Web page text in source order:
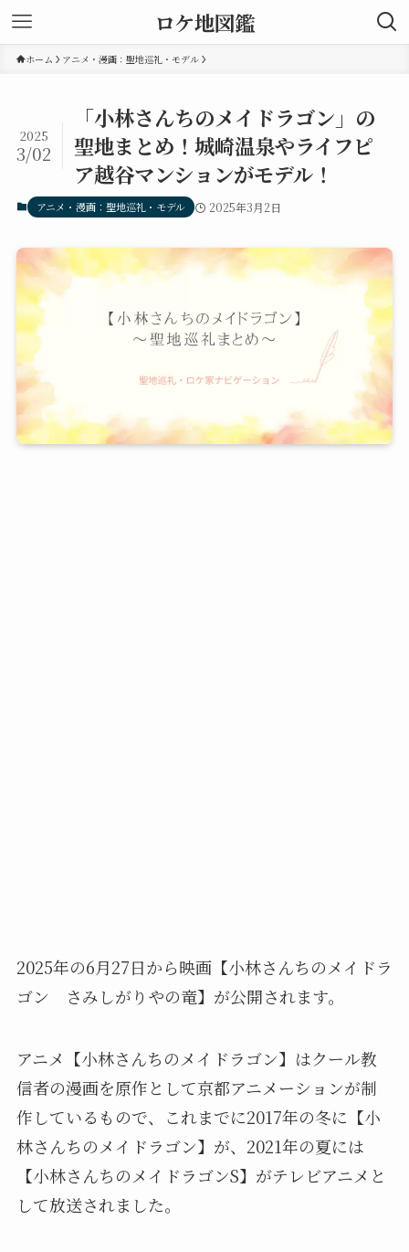
ロケ地図鑑
ホーム アニメ・漫画：聖地巡礼・モデル
「小林さんちのメイドラゴン」の
聖地まとめ！城崎温泉やライフピ
ア越谷マンションがモデル！
2025
3/02
アニメ・漫画：聖地巡礼・モデル 2025年3月2日
2025年の6月27日から映画【小林さんちのメイドラ
ゴン さみしがりやの竜】が公開されます。
アニメ【小林さんちのメイドラゴン】はクール教
信者の漫画を原作として京都アニメーションが制
作しているもので、これまでに2017年の冬に【小
林さんちのメイドラゴン】が、2021年の夏には
【小林さんちのメイドラゴンS】がテレビアニメと
して放送されました。